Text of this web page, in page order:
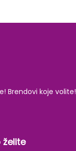
Brendovi koje volite!
želite